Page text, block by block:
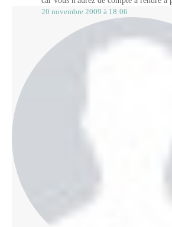
20 novembre 2009 à 18:06